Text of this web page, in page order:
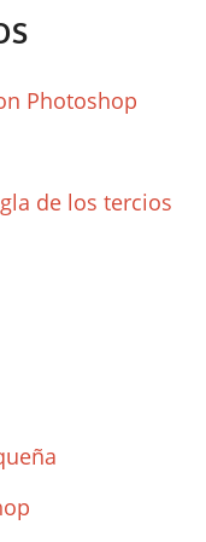
Photoshop
de los tercios